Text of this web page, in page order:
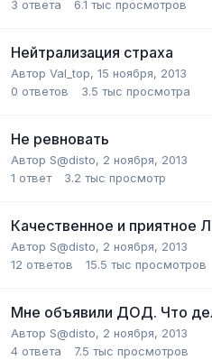
3 ответа 6.1 тыс просмотров
Нейтрализация страха
Автор Val_top, 15 ноября, 2013
0 ответов 3.5 тыс просмотра
Не ревновать
Автор S@disto, 2 ноября, 2013
1 ответ 3.2 тыс просмотр
Качественное и приятное
Автор S@disto, 2 ноября, 2013
12 ответов 15.5 тыс просмотров
Мне объявили ДОД. Что
Автор S@disto, 2 ноября, 2013
4 ответа 7.5 тыс просмотров